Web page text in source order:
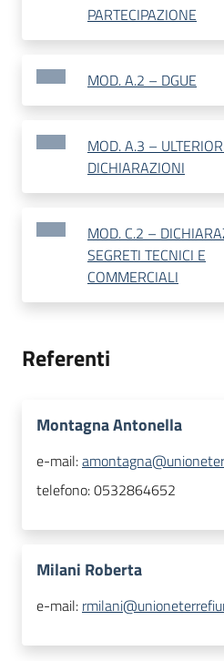
PARTECIPAZIONE
MOD. A.2 – DGUE
MOD. A.3 –
DICHIARAZIONI
MOD. C.2 –
SEGRETI TECNICI E
COMMERCIALI
Referenti
Montagna Antonella
e-mail:
telefono:0532864652
Milani Roberta
e-mail: